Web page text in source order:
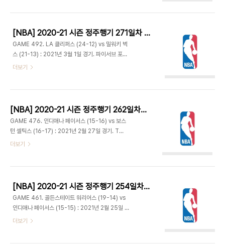
터와 마찬가지로 토론토의 3점이 이어졌다. 보스턴
하게 공격을 주고받다가 제일런 브라운과 켐바 워커
의 점퍼가 연거푸 들어가며 보스턴이 치고나갔다. 클
리퍼스는 타임아웃 후 서지 이바카와 폴 조지의 3점
으로 19-20. 조지의 3점 플레이로 역전하지만 워커
가 곧바로 3점 성공. 다시 조지의 연속 점퍼로 클리
터 종료. - 카와이는 결국 오늘 출전하지 않기로 결정
[NBA] 2020-21 시즌 정주행기 271일차 (2021.09.19)
GAME 492. LA 클리퍼스 (24-12) vs 밀워키 벅
스 (21-13) : 2021년 3월 1일 경기. 파이서브 포럼
- 밀워키는 코로나로 결장했던 즈루 할러데이가 드디
고받으며 어느 한 팀이 치고나가지 못했다. 할러데이
는 2월 7일 클리블랜드 전 이후 10경기 만에 첫 출
전. 루 윌리엄스와 마커스 모리스의 컨디션도 좋아보
였는데, 할러데이와 바비 포티스가 활약한 밀워키가
벤치 대결에서 근소한 우위를 보이면서 23-27 1쿼
를 세 번이나 블락당해서 의기소침해있자 터란 루 감
더보기
[NBA] 2020-21 시즌 정주행기 262일차 (2021.09.10)
GAME 476. 인디애나 페이서스 (15-16) vs 보스
턴 셀틱스 (16-17) : 2021년 2월 27일 경기. TD
가든 - 당초 올스타에 뽑히지 못했던 도만타스 사보
일스 터너가 3점 2개, 덕 맥더멋이 하나 넣고 터너 3
점 플레이까지 더해지며 12-2. 5분 동안 필드골 하
나 없이 빈공에 시달리던 보스턴은 켐바 워커가 3점
2개와 자유투로 10득점하며 20-16으로 추격. 14
점차까지 났다가 3분 남기고 25-25 동점. 제이슨
티그 플로터로 31-32 역전시키고 1쿼터 종료. - 양
더보기
[NBA] 2020-21 시즌 정주행기 254일차 (2021.09.02)
GAME 461. 골든스테이트 워리어스 (19-14) vs
인디애나 페이서스 (15-15) : 2021년 2월 25일 경
기. 뱅커스라이프 필드하우스 - 인디애나는 상대팀들
더보기